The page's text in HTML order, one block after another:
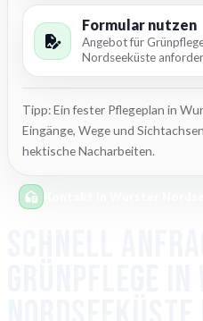
Formular nutzen
Angebot für
Nordseeküste
Tipp: Ein fester Pflegeplan in
Eingänge, Wege und
hektische Nacharbeiten.